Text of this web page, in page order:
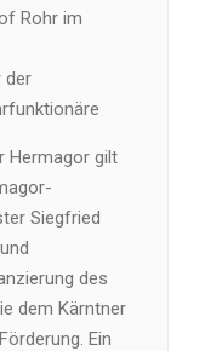
Rohr im
der
Hermagor gilt
Siegfried
des
dem Kärntner
Ein